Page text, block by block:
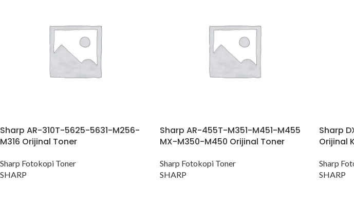
Sharp AR-310T-5625-5631-M256-
M316 Orijinal Toner
Sharp Fotokopi Toner
SHARP
Sharp AR-455T-M351-M451-M455
MX-M350-M450 Orijinal Toner
Sharp Fotokopi Toner
SHARP
Sharp
Orijinal
Sharp
SHARP